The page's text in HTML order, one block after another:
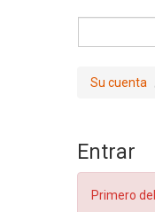
Su cuenta
Entrar
Primero